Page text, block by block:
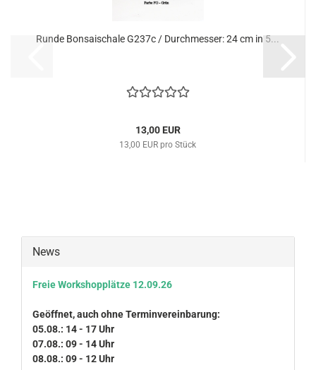
Runde Bon­sai­scha­le G237c / Durch­mes­ser: 24 cm in 5...
13,00 EUR
13,00 EUR pro Stück
News
Freie Workshopplätze 12.09.26
Geöffnet, auch ohne Terminvereinbarung:
05.08.: 14 - 17 Uhr
07.08.: 09 - 14 Uhr
08.08.: 09 - 12 Uhr